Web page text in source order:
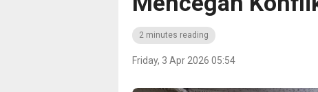
2 minutes reading
Friday, 3 Apr 2026 05:54